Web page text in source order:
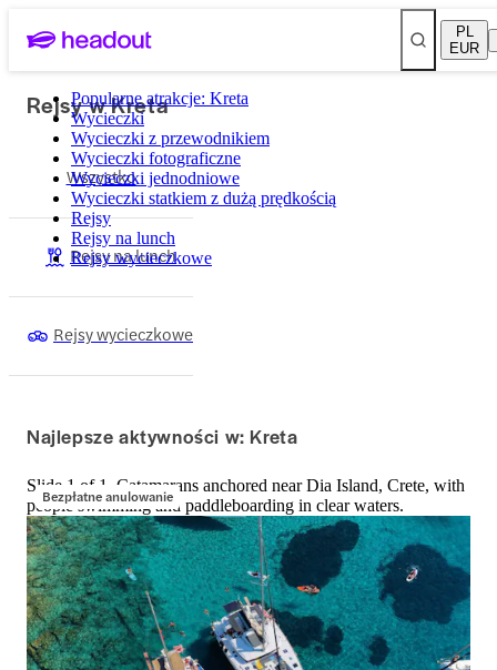
PL
EUR
Popularne atrakcje: Kreta
Wycieczki
Wycieczki z przewodnikiem
Wycieczki fotograficzne
Wycieczki jednodniowe
Wycieczki statkiem z dużą prędkością
Rejsy
Rejsy na lunch
Rejsy wycieczkowe
Rejsy w Kreta
Wszystko
Rejsy na lunch
Rejsy wycieczkowe
Najlepsze aktywności w: Kreta
Bezpłatne anulowanie
Slide 1 of 1, Catamarans anchored near Dia Island, Crete, with
people swimming and paddleboarding in clear waters.